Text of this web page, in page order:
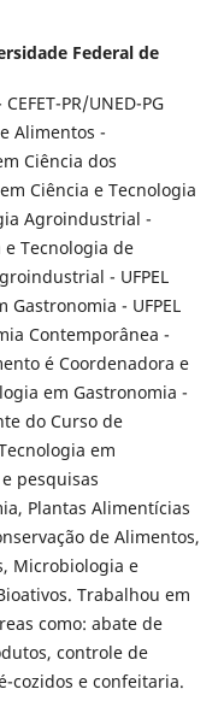
Federal de
PR/UNED-PG
Alimentos -
Ciência dos
Ciência e Tecnologia
Agroindustrial -
e Tecnologia de
- UFPEL
Gastronomia - UFPEL
Contemporânea -
é Coordenadora e
em Gastronomia -
do Curso de
em
pesquisas
Plantas Alimentícias
de Alimentos,
Microbiologia e
Trabalhou em
como: abate de
controle de
cozidos e confeitaria.